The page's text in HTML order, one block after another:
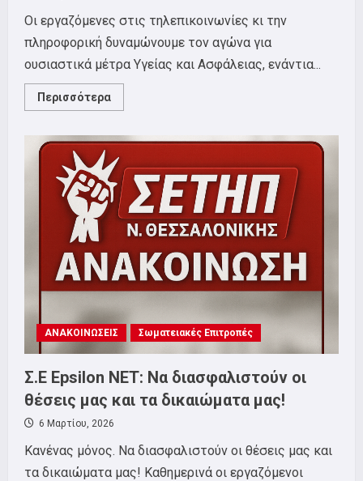
Οι εργαζόμενες στις τηλεπικοινωνίες κι την
πληροφορική δυναμώνουμε τον αγώνα για
ουσιαστικά μέτρα Υγείας και Ασφάλειας, ενάντια...
Περισσότερα
more
ΗΜΕΡΑ
ΕΡΓΑΖΟΜΕΝΗΣ
ΓΥΝΑΙΚΑΣ
ΑΝΑΚΟΙΝΩΣΕΙΣ Σωματειακές Επιτροπές
Σ.Ε Epsilon NET: Να διασφαλιστούν οι
θέσεις μας και τα δικαιώματα μας!
6 Μαρτίου, 2026
Κανένας μόνος. Να διασφαλιστούν οι θέσεις μας και
τα δικαιώματα μας! Καθημερινά οι εργαζόμενοι